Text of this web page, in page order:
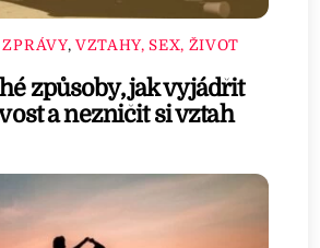
, VZTAHY, SEX, ŽIVOT
způsoby, jak vyjádřit
a nezničit si vztah